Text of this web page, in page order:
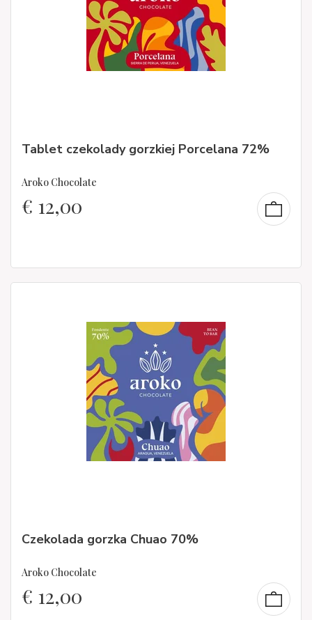
Tablet czekolady gorzkiej Porcelana 72%
Aroko Chocolate
€ 12,00
Czekolada gorzka Chuao 70%
Aroko Chocolate
€ 12,00